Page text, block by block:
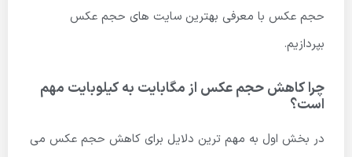
حجم عکس با معرفی بهترین سایت های حجم عکس
بپردازیم.
چرا کاهش حجم عکس از مگابایت به کیلوبایت مهم
است؟
در بخش اول به مهم ترین دلایل برای کاهش حجم عکس می